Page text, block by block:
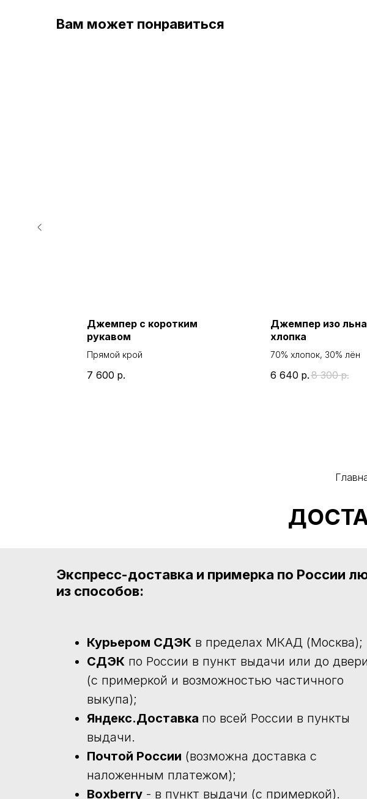
Вам может понравиться
Джемпер с коротким
рукавом
Прямой крой
7 600 р.
Джемпер изо
хлопка
70% хлопок, 30% лён
6 640 р. 8 300 р.
Экспресс-доставка и примерка по России
из способов:
Курьером СДЭК в пределах МКАД (Москва);
СДЭК по России в пункт выдачи или до двери
(с примеркой и возможностью частичного
выкупа);
Яндекс.Доставка по всей России в пункты
выдачи.
Почтой России (возможна доставка с
наложенным платежом);
Boxberry - в пункт выдачи (с примеркой).